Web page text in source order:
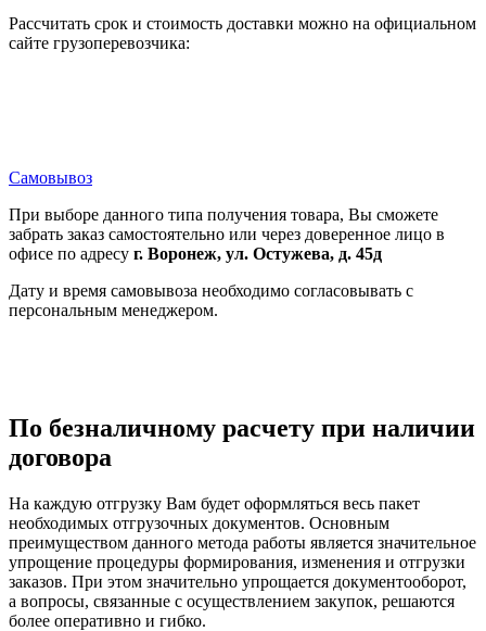
Рассчитать срок и стоимость доставки можно на официальном
сайте грузоперевозчика:
Самовывоз
При выборе данного типа получения товара, Вы сможете
забрать заказ самостоятельно или через доверенное лицо в
офисе по адресу г. Воронеж, ул. Остужева, д. 45д
Дату и время самовывоза необходимо согласовывать с
персональным менеджером.
По безналичному расчету при наличии
договора
На каждую отгрузку Вам будет оформляться весь пакет
необходимых отгрузочных документов. Основным
преимуществом данного метода работы является значительное
упрощение процедуры формирования, изменения и отгрузки
заказов. При этом значительно упрощается документооборот,
а вопросы, связанные с осуществлением закупок, решаются
более оперативно и гибко.